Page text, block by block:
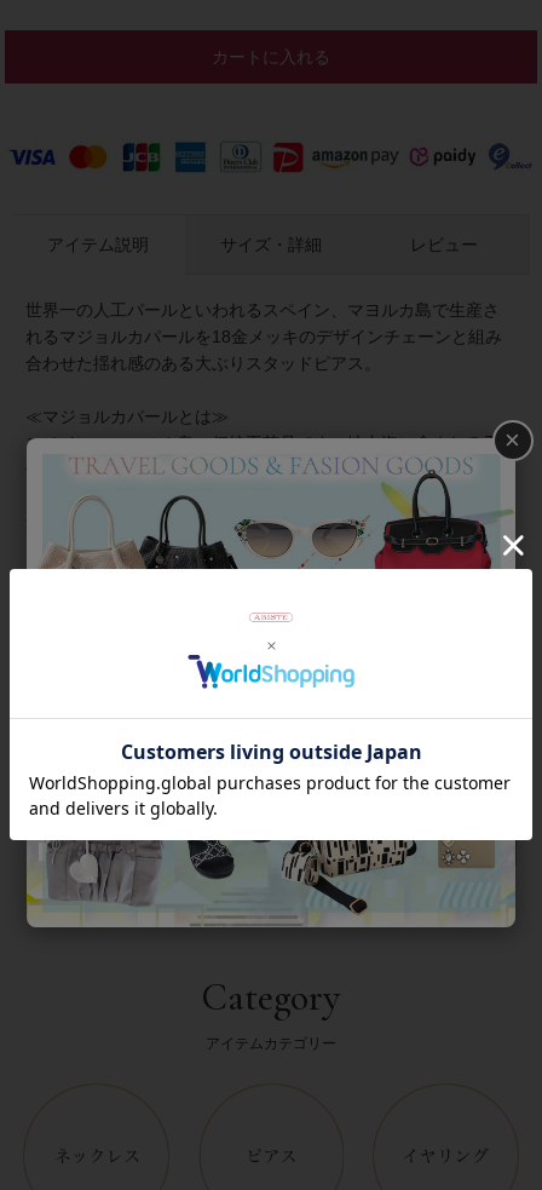
カートに入れる
アイテム説明
世界一の人工パールといわれるスペイン、マヨルカ島で生産さ
れるマジョルカパールを18金メッキのデザインチェーンと組み
合わせた揺れ感のある大ぶりスタッドピアス。
≪マジョルカパールとは≫
スペイン・マヨルカ島の伝統工芸品です。地中海に含まれる天
然成分を素材に、幾重にもパールエッセンスを塗り重ね、人工
でありながらも、天然真珠さながらの内側から輝くような光
沢・色合い・巻の厚みを再現。天然真珠よりも傷が付きにく
く、汗や化粧水による品質変化が少ないため扱いやすく、気軽
サイズ・詳細 レビュー
返品について
Category
アイテムカテゴリー
×